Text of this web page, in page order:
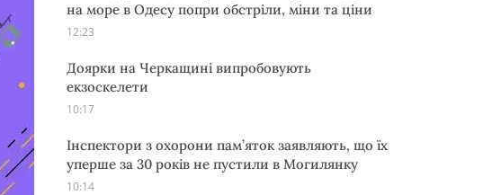
на море в Одесу попри обстріли, міни та ціни
12:23
Доярки на Черкащині випробовують
екзоскелети
10:17
Інспектори з охорони пам’яток заявляють, що їх
уперше за 30 років не пустили в Могилянку
10:14